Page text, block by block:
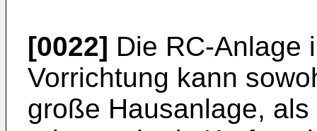
[0022] Die RC-Anlage
Vorrichtung kann
große Hausanlage,